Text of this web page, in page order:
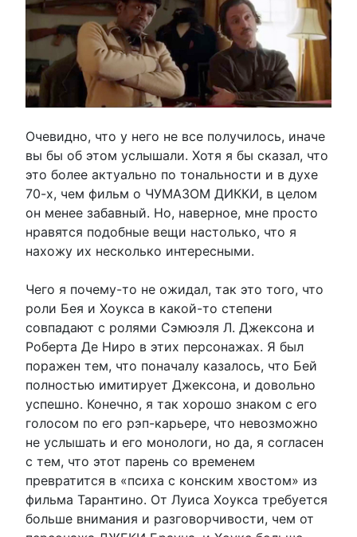
Очевидно, что у него не все получилось, иначе
вы бы об этом услышали. Хотя я бы сказал, что
это более актуально по тональности и в духе
70-х, чем фильм о ЧУМАЗОМ ДИККИ, в целом
он менее забавный. Но, наверное, мне просто
нравятся подобные вещи настолько, что я
нахожу их несколько интересными.
Чего я почему-то не ожидал, так это того, что
роли Бея и Хоукса в какой-то степени
совпадают с ролями Сэмюэля Л. Джексона и
Роберта Де Ниро в этих персонажах. Я был
поражен тем, что поначалу казалось, что Бей
полностью имитирует Джексона, и довольно
успешно. Конечно, я так хорошо знаком с его
голосом по его рэп-карьере, что невозможно
не услышать и его монологи, но да, я согласен
с тем, что этот парень со временем
превратится в «психа с конским хвостом» из
фильма Тарантино. От Луиса Хоукса требуется
больше внимания и разговорчивости, чем от